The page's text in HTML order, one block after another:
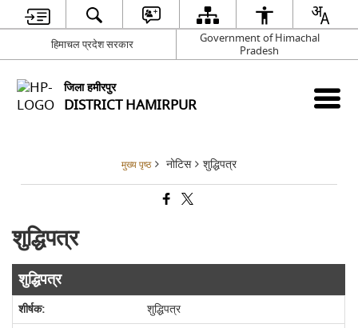
हिमाचल प्रदेश सरकार
Government of Himachal
Pradesh
जिला हमीरपुर
DISTRICT HAMIRPUR
मुख्य पृष्ठ नोटिस शुद्धिपत्र
शुद्धिपत्र
शुद्धिपत्र
शुद्धिपत्र